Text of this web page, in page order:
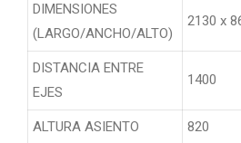
DIMENSIONES
(LARGO/ANCHO/ALTO)
2130 x
DISTANCIA ENTRE
EJES
1400
ALTURA ASIENTO 820